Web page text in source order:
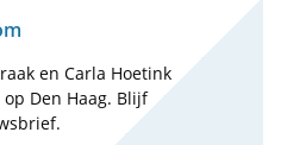
en Carla Hoetink
Den Haag. Blijf